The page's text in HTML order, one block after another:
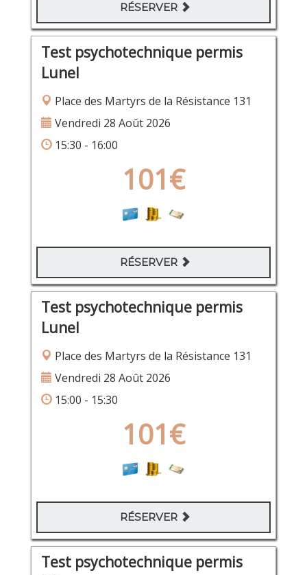
RÉSERVER
Test psychotechnique permis
Lunel
Place des Martyrs de la Résistance 131
Vendredi 28 Août 2026
15:30 - 16:00
101€
RÉSERVER
Test psychotechnique permis
Lunel
Place des Martyrs de la Résistance 131
Vendredi 28 Août 2026
15:00 - 15:30
101€
RÉSERVER
Test psychotechnique permis